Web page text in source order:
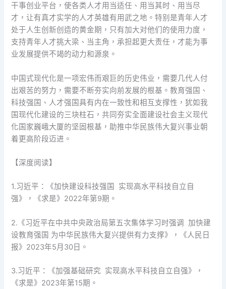
干事创业平台，使各类人才用当适任、用当其时、用当尽
才，让有真才实学的人才英雄有用武之地。特别是青年人才
处于人生创新创造的黄金期，只有加大对他们的使用力度，
支持青年人才挑大梁、当主角，承担起更大责任，才能为事
业发展提供不竭的动力和源泉。
中国式现代化是一项宏伟而艰巨的历史伟业，需要几代人付
出艰苦的努力，需要不断夯实向前发展的根基。教育强国、
科技强国、人才强国具有内在一致性和相互支撑性，犹如我
国现代化建设的三块柱石，共同夯实全面建设社会主义现代
化国家巍峨大厦的坚固根基，助推中华民族伟大复兴事业朝
着更高阶段迈进。
【深度阅读】
1.习近平：《加快建设科技强国 实现高水平科技自立自
强》，《求是》2022年第9期。
2.《习近平在中共中央政治局第五次集体学习时强调 加快建
设教育强国 为中华民族伟大复兴提供有力支撑》，《人民日
报》2023年5月30日。
3.习近平：《加强基础研究 实现高水平科技自立自强》，
《求是》2023年第15期。